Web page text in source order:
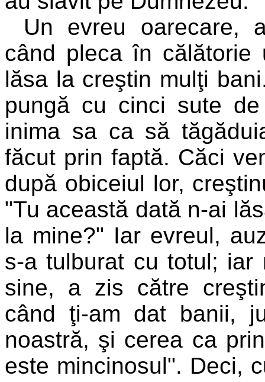
Un evreu oarecare,
când pleca în călătorie
lăsa la creştin mulţi
pungă cu cinci sute
inima sa ca să
făcut prin faptă. Căci
după obiceiul lor,
"Tu această dată n-ai
la mine?" Iar evreul,
s-a tulburat cu totul; iar
sine, a zis către
când ţi-am dat banii,
noastră, şi cerea ca
este mincinosul". Deci,